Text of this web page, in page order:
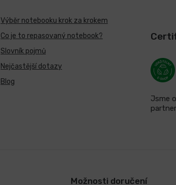
Výběr notebooku krok za krokem
Co je to repasovaný notebook?
Slovník pojmů
Nejčastější dotazy
Blog
Jsme
Možnosti doručení